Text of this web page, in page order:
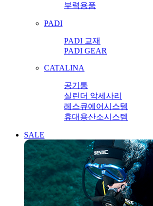
부력용품
PADI
PADI 교재
PADI GEAR
CATALINA
공기통
실린더 악세사리
레스큐에어시스템
휴대용산소시스템
SALE